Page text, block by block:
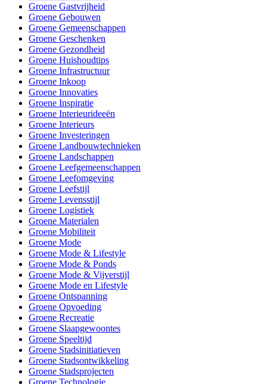
Groene Gastvrijheid
Groene Gebouwen
Groene Gemeenschappen
Groene Geschenken
Groene Gezondheid
Groene Huishoudtips
Groene Infrastructuur
Groene Inkoop
Groene Innovaties
Groene Inspiratie
Groene Interieurideeën
Groene Interieurs
Groene Investeringen
Groene Landbouwtechnieken
Groene Landschappen
Groene Leefgemeenschappen
Groene Leefomgeving
Groene Leefstijl
Groene Levensstijl
Groene Logistiek
Groene Materialen
Groene Mobiliteit
Groene Mode
Groene Mode & Lifestyle
Groene Mode & Ponds
Groene Mode & Vijverstijl
Groene Mode en Lifestyle
Groene Ontspanning
Groene Opvoeding
Groene Recreatie
Groene Slaapgewoontes
Groene Speeltijd
Groene Stadsinitiatieven
Groene Stadsontwikkeling
Groene Stadsprojecten
Groene Technologie